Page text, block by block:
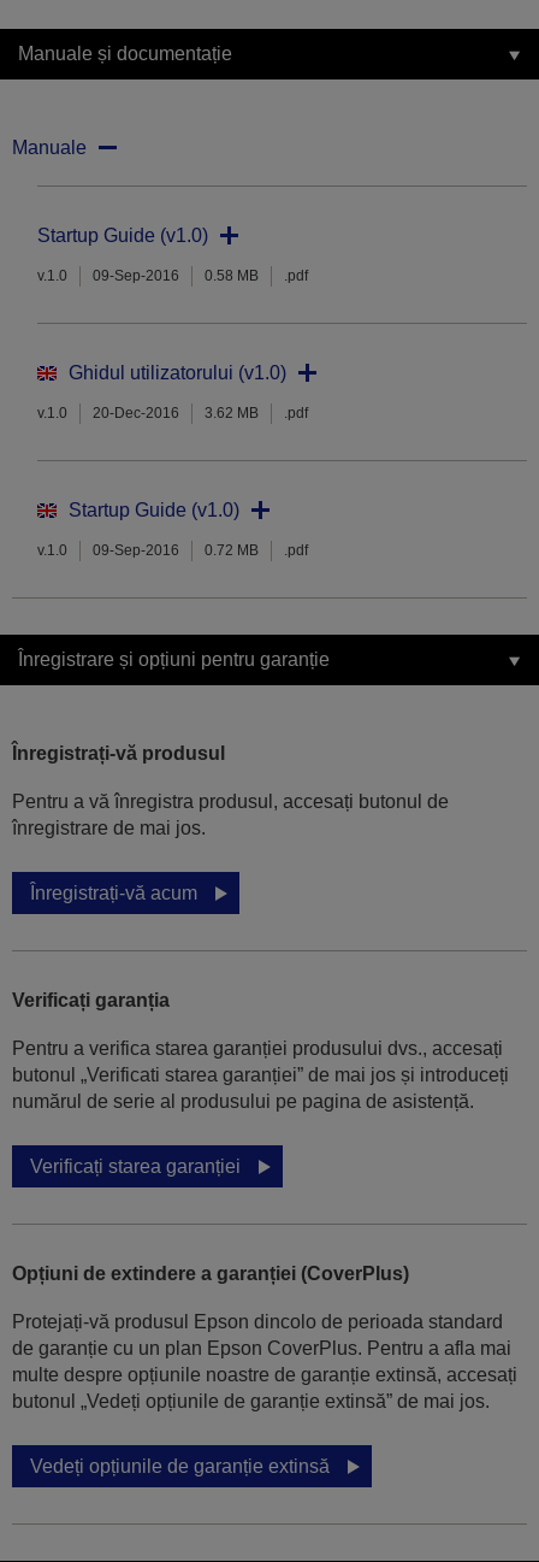
Manuale și documentație
Manuale
Startup Guide (v1.0)
v.1.0 09-Sep-2016 0.58 MB .pdf
Ghidul utilizatorului (v1.0)
v.1.0 20-Dec-2016 3.62 MB .pdf
Startup Guide (v1.0)
v.1.0 09-Sep-2016 0.72 MB .pdf
Înregistrare și opțiuni pentru garanție
Înregistrați-vă produsul
Pentru a vă înregistra produsul, accesați butonul de
înregistrare de mai jos.
Înregistrați-vă acum
Verificați garanția
Pentru a verifica starea garanției produsului dvs., accesați
butonul „Verificati starea garanției” de mai jos și introduceți
numărul de serie al produsului pe pagina de asistență.
Verificați starea garanției
Opțiuni de extindere a garanției (CoverPlus)
Protejați-vă produsul Epson dincolo de perioada standard
de garanție cu un plan Epson CoverPlus. Pentru a afla mai
multe despre opțiunile noastre de garanție extinsă, accesați
butonul „Vedeți opțiunile de garanție extinsă” de mai jos.
Vedeți opțiunile de garanție extinsă